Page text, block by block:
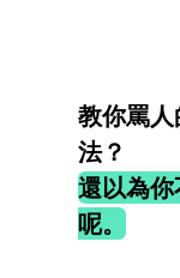
教你罵
法？
還以為
呢。